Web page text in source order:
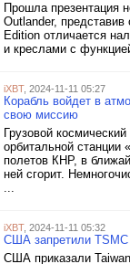
Прошла презентация
Outlander,
Edition отличается
и креслами с
iXBT, 2024-11-11 05:27
Корабль войдет в
свою миссию
Грузовой
орбитальной станции
полетов КНР, в
ней сгорит.
...
iXBT, 2024-11-11 05:32
США запретили TSMC
США приказали